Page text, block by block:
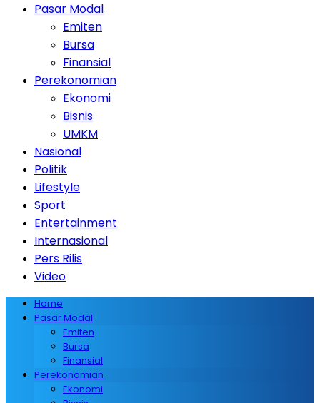
Pasar Modal
Emiten
Bursa
Finansial
Perekonomian
Ekonomi
Bisnis
UMKM
Nasional
Politik
Lifestyle
Sport
Entertainment
Internasional
Pers Rilis
Video
Home
Pasar Modal
Emiten
Bursa
Finansial
Perekonomian
Ekonomi